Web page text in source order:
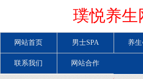
璞悦养生
网站首页 男士SPA 养
联系我们 网站合作